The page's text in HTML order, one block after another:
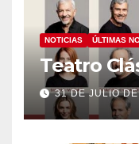
NOTICIAS ÚLTIMAS
Teatro
31 DE JULIO